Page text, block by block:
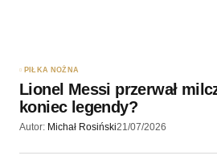
PIŁKA NOŻNA
Lionel Messi przerwał
koniec legendy?
Autor: Michał Rosiński21/07/2026